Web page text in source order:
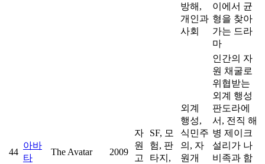
방해,
개인과
사회
이에서 균
형을 찾아
가는 드라
마
44
아바
타
The Avatar 2009
자
원
고
SF, 모
험, 판
타지,
외계
행성,
식민주
의, 자
원개
인간의 자
원 채굴로
위협받는
외계 행성
판도라에
서, 전직 해
병 제이크
설리가 나
비족과 함